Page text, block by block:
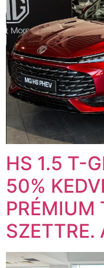
HS 1.5 T-
50%
PRÉMIUM
SZETTRE.